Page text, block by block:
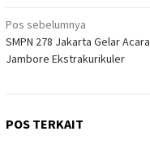
Navigasi
pos
Pos sebelumnya
SMPN 278 Jakarta Gelar Acara
Jambore Ekstrakurikuler
POS TERKAIT